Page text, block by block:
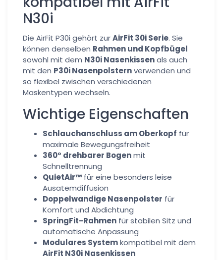
N30i
Die AirFit P30i gehört zurAirFit 30i Serie. Sie
können denselben Rahmen und Kopfbügel
sowohl mit dem N30i Nasenkissenals auch
mit den P30i Nasenpolsternverwenden und
so flexibel zwischen verschiedenen
Maskentypen wechseln.
Wichtige Eigenschaften
Schlauchanschluss am Oberkopf für
maximale Bewegungsfreiheit
360° drehbarer Bogenmit
Schnelltrennung
QuietAir™ für eine besonders leise
Ausatemdiffusion
Doppelwandige Nasenpolster für
Komfort und Abdichtung
SpringFit-Rahmen für stabilen Sitz und
automatische Anpassung
Modulares Systemkompatibel mit dem
AirFit N30i Nasenkissen